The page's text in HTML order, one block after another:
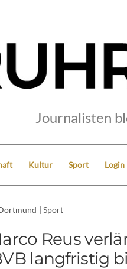
Journalisten
Kultur Sport Login
| Sport
Reus
langfristig